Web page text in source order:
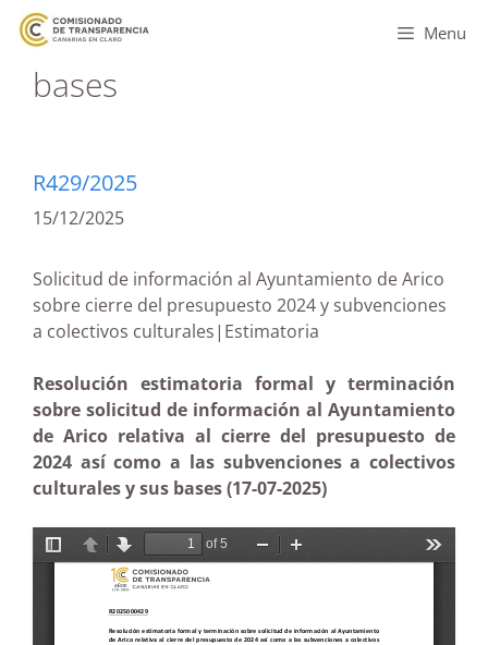
Menu
bases
R429/2025
15/12/2025
Solicitud de información al Ayuntamiento de Arico
sobre cierre del presupuesto 2024 y subvenciones
a colectivos culturales|Estimatoria
Resolución estimatoria formal y terminación
sobre solicitud de información al Ayuntamiento
de Arico relativa al cierre del presupuesto de
2024 así como a las subvenciones a colectivos
culturales y sus bases (17-07-2025)